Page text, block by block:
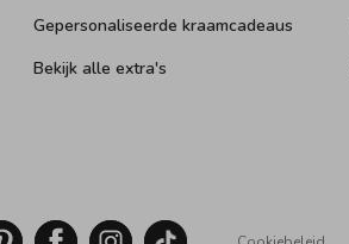
Gepersonaliseerde kraamcadeaus
Bekijk alle extra's